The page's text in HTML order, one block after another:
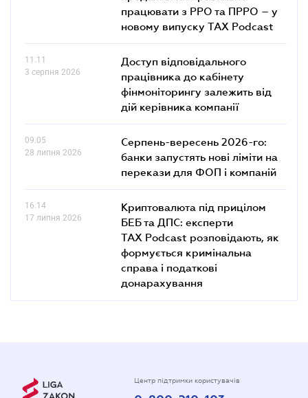
працювати з РРО та ПРРО – у
новому випуску TAX Podcast
11.11
3 серпня 2026
Доступ відповідального
працівника до кабінету
фінмоніторингу залежить від
дій керівника компанії
09.05
28 липня 2026
Серпень-вересень 2026-го:
банки запустять нові ліміти на
перекази для ФОП і компаній
16.14
17 липня 2026
Криптовалюта під прицілом
БЕБ та ДПС: експерти
TAX Podcast розповідають, як
формується кримінальна
справа і податкові
донарахування
Центр підтримки користувачів